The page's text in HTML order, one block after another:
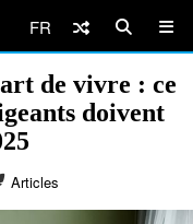
FR
de vivre : ce
doivent
Articles